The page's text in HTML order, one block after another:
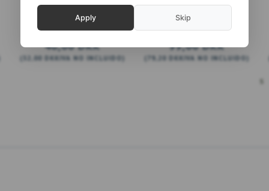
40,00 DKK
32,00 DKK IVA NO INCLUIDO
99,00 DKK
79,20 DKK IVA NO INCLUIDO
Apply Skip